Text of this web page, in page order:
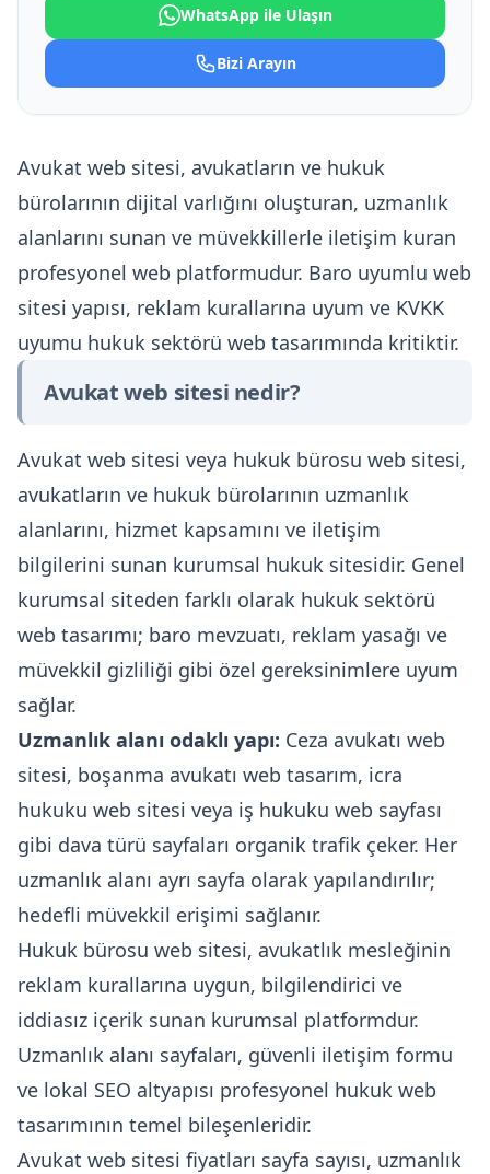
WhatsApp ile Ulaşın
Bizi Arayın
Avukat web sitesi, avukatların ve hukuk
bürolarının dijital varlığını oluşturan, uzmanlık
alanlarını sunan ve müvekkillerle iletişim kuran
profesyonel web platformudur. Baro uyumlu web
sitesi yapısı, reklam kurallarına uyum ve KVKK
uyumu hukuk sektörü web tasarımında kritiktir.
Avukat web sitesi nedir?
Avukat web sitesi veya hukuk bürosu web sitesi,
avukatların ve hukuk bürolarının uzmanlık
alanlarını, hizmet kapsamını ve iletişim
bilgilerini sunan kurumsal hukuk sitesidir. Genel
kurumsal siteden farklı olarak hukuk sektörü
web tasarımı; baro mevzuatı, reklam yasağı ve
müvekkil gizliliği gibi özel gereksinimlere uyum
sağlar.
Uzmanlık alanı odaklı yapı: Ceza avukatı web
sitesi, boşanma avukatı web tasarım, icra
hukuku web sitesi veya iş hukuku web sayfası
gibi dava türü sayfaları organik trafik çeker. Her
uzmanlık alanı ayrı sayfa olarak yapılandırılır;
hedefli müvekkil erişimi sağlanır.
Hukuk bürosu web sitesi, avukatlık mesleğinin
reklam kurallarına uygun, bilgilendirici ve
iddiasız içerik sunan kurumsal platformdur.
Uzmanlık alanı sayfaları, güvenli iletişim formu
ve lokal SEO altyapısı profesyonel hukuk web
tasarımının temel bileşenleridir.
Avukat web sitesi fiyatları sayfa sayısı, uzmanlık